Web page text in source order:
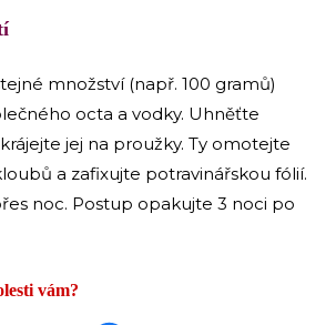
množství (např. 100 gramů)
octa a vodky. Uhněťte
jej na proužky. Ty omotejte
a zafixujte potravinářskou fólií.
noc. Postup opakujte 3 noci po
vám?